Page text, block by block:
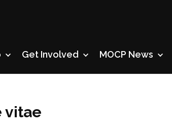
Get Involved MOCP News
vitae